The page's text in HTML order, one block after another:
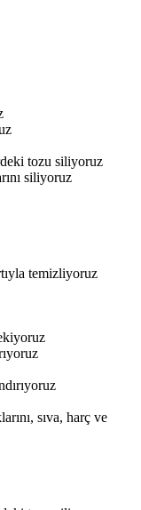
tozu siliyoruz
siliyoruz
temizliyoruz
sıva, harç ve